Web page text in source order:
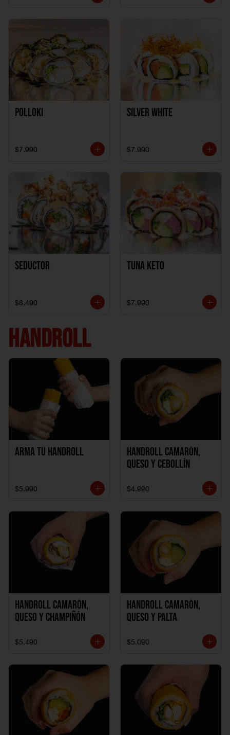
Polloki
$7.990
SILVER WHITE
$7.990
Seductor
$8.490
TUNA KETO
$7.990
HANDROLL
Arma tu handroll
$5.990
Handroll Camarón,
Queso y Cebollín
$4.990
Handroll Camarón,
Queso y Champiñón
$5.490
Handroll Camarón,
Queso y Palta
$5.090